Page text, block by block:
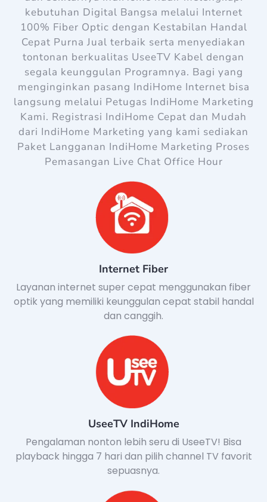
kebutuhan Digital Bangsa melalui Internet
100% Fiber Optic dengan Kestabilan Handal
Cepat Purna Jual terbaik serta menyediakan
tontonan berkualitas UseeTV Kabel dengan
segala keunggulan Programnya. Bagi yang
menginginkan pasang IndiHome Internet bisa
langsung melalui Petugas IndiHome Marketing
Kami. Registrasi IndiHome Cepat dan Mudah
dari IndiHome Marketing yang kami sediakan
Paket Langganan IndiHome Marketing Proses
Pemasangan Live Chat Office Hour
Internet Fiber
Layanan internet super cepat menggunakan fiber
optik yang memiliki keunggulan cepat stabil handal
dan canggih.
UseeTV IndiHome
Pengalaman nonton lebih seru di UseeTV! Bisa
playback hingga 7 hari dan pilih channel TV favorit
sepuasnya.